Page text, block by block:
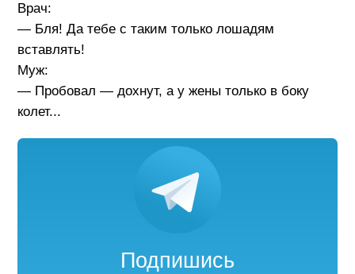
Врач:
— Бля! Да тебе с таким только лошадям
вставлять!
Муж:
— Пробовал — дохнут, а у жены только в боку
колет...
Подпишись